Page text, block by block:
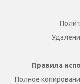
Правила
Полное